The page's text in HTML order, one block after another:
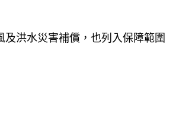
洪水災害補償，也列入保障範圍